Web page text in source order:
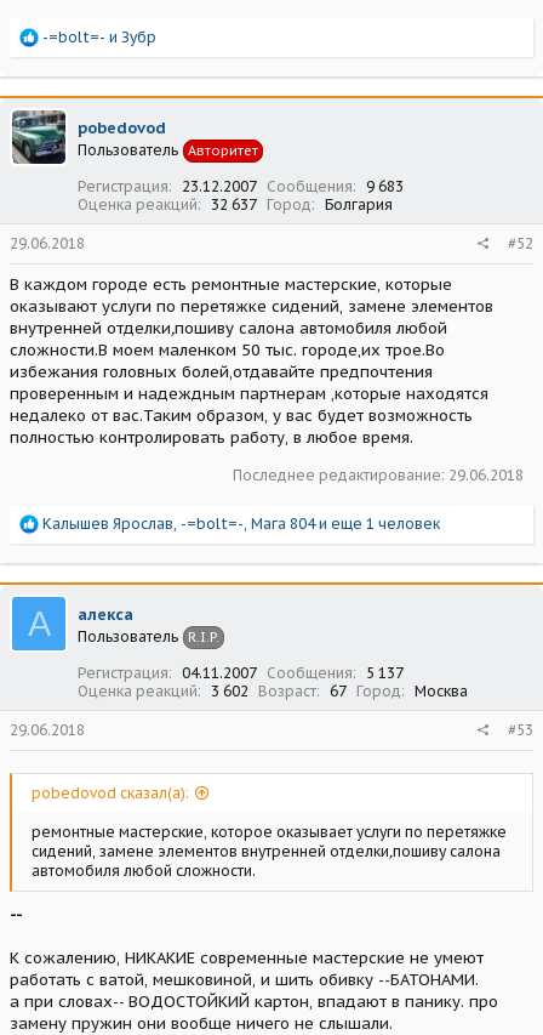
Р
а
к
ц
и
и
-=bolt=- и Зубр
pobedovod
Пользователь Авторитет
Регистрация 23.12.2007 Сообщения
9 683
Оценка реакций
32 637 Город Болгария
29.06.2018 #52
В каждом городе есть ремонтные мастерские, которые
оказывают услуги по перетяжке сидений, замене элементов
внутренней отделки,пошиву салона автомобиля любой
сложности.В моем маленком 50 тыс. городе,их трое.Во
избежания головных болей,отдавайте предпочтения
проверенным и надеждным партнерам ,которые находятся
недалеко от вас.Таким образом, у вас будет возможность
полностью контролировать работу, в любое время.
Последнее редактирование: 29.06.2018
Р
а
к
ц
и
и
Калышев Ярослав, -=bolt=-, Мага 804и еще 1 человек
А алекса
Пользователь R.I.P.
Регистрация 04.11.2007 Сообщения
5 137
Оценка реакций
3 602 Возраст 67 Город Москва
29.06.2018 #53
pobedovod сказал(а):
ремонтные мастерские, которое оказывает услуги по перетяжке
сидений, замене элементов внутренней отделки,пошиву салона
автомобиля любой сложности.
--
К сожалению, НИКАКИЕ современные мастерские не умеют
работать с ватой, мешковиной, и шить обивку --БАТОНАМИ.
а при словах-- ВОДОСТОЙКИЙ картон, впадают в панику. про
замену пружин они вообще ничего не слышали.